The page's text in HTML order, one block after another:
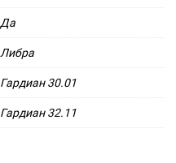
Да
Либра
Гардиан 30.01
Гардиан 32.11